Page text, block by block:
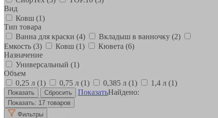
Вид
Ковш (1)
Тип товара
Ванна для краски (4) Вкладыш в ванночку (2)
Емкость (3) Ковш (1) Кювета (6)
Назначение
Универсальный (1)
Объем
0,25 л (1) 0,75 л (1) 0,385 л (1) 1,4 л (1)
ПоказатьНайдено:
Показать: 17 товаров
Фильтры